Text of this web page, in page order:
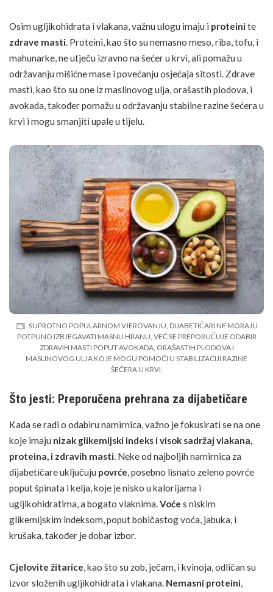
Osim ugljikohidrata i vlakana, važnu ulogu imaju i proteinite
zdrave masti. Proteini, kao što su nemasno meso,riba, tofu, i
mahunarke, ne utječu izravno na šećer u krvi, ali pomažu u
održavanju mišićne mase i povećanju osjećaja sitosti. Zdrave
masti, kao što su one iz maslinovog ulja, orašastih plodova, i
avokada, također pomažu u održavanju stabilne razine šećera u
krvi i mogu smanjiti upale u tijelu.
SUPROTNO POPULARNOM VJEROVANJU, DIJABETIČARI NE MORAJU
POTPUNO IZBJEGAVATI MASNU HRANU, VEĆ SE PREPORUČUJE ODABIR
ZDRAVIH MASTI POPUT AVOKADA, ORAŠASTIH PLODOVA I
MASLINOVOG ULJA KOJE MOGU POMOĆI U STABILIZACIJI RAZINE
ŠEĆERA U KRVI.
Što jesti: Preporučena prehrana za dijabetičare
Kada se radi o odabiru namirnica, važno je fokusirati se na one
koje imaju nizak glikemijski indeks i visok sadržaj vlakana,
proteina, i zdravih masti. Neke od najboljih namirnica za
dijabetičare uključuju povrće, posebno lisnato zeleno povrće
poput špinata i kelja, koje je nisko u kalorijama i
ugljikohidratima, a bogato vlaknima.Voće s niskim
glikemijskim indeksom, poput bobičastog voća, jabuka, i
krušaka, također je dobar izbor.
Cjelovite žitarice , kao što su zob, ječam , i kvinoja , odličan su
izvor složenih ugljikohidrata i vlakana. Nemasni proteini